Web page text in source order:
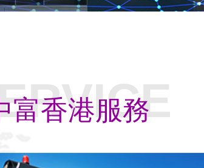
富香港服務